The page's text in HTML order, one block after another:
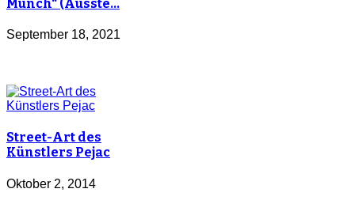
Munch“ (Ausste…
September 18, 2021
Street-Art des
Künstlers Pejac
Oktober 2, 2014